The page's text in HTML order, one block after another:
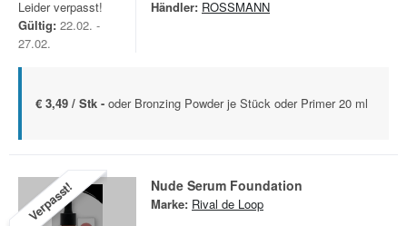
Leider verpasst!
Gültig: 22.02. -
27.02.
Händler: ROSSMANN
€ 3,49 / Stk - oder Bronzing Powder je Stück oder Primer 20 ml
Verpasst! Nude Serum Foundation
Marke: Rival de Loop